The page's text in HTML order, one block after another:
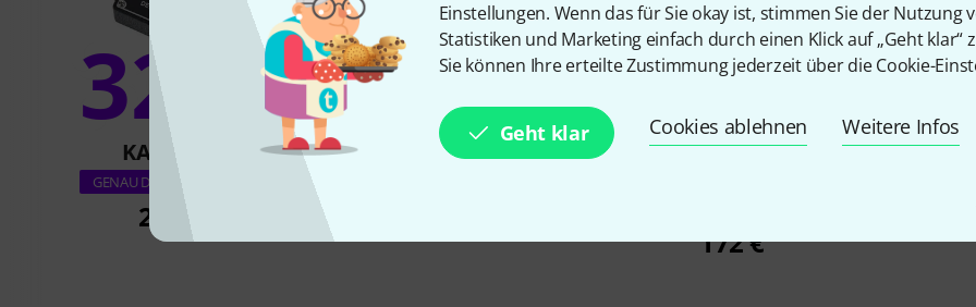
Einstellungen. Wenn das für Sie okay ist, stimmen Sie der Nutzung
Statistiken und Marketing einfach durch einen Klick auf „Geht klar“
Sie können Ihre erteilte Zustimmung jederzeit über die Cookie-
Geht klar Cookies ablehnen Weitere Infos
32%
KAUFTEN
GENAU DIESES PRODUKT
245 €
7%
KAUFTEN
7%
KAUFTEN
172 €